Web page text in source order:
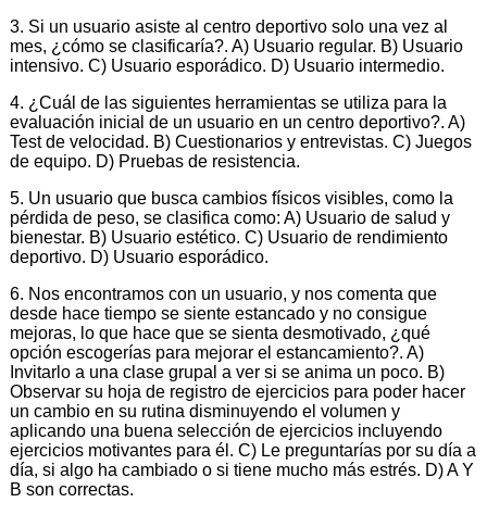
3. Si un usuario asiste al centro deportivo solo una vez al
mes, ¿cómo se clasificaría?. A) Usuario regular. B) Usuario
intensivo. C) Usuario esporádico. D) Usuario intermedio.
4. ¿Cuál de las siguientes herramientas se utiliza para la
evaluación inicial de un usuario en un centro deportivo?. A)
Test de velocidad. B) Cuestionarios y entrevistas. C) Juegos
de equipo. D) Pruebas de resistencia.
5. Un usuario que busca cambios físicos visibles, como la
pérdida de peso, se clasifica como: A) Usuario de salud y
bienestar. B) Usuario estético. C) Usuario de rendimiento
deportivo. D) Usuario esporádico.
6. Nos encontramos con un usuario, y nos comenta que
desde hace tiempo se siente estancado y no consigue
mejoras, lo que hace que se sienta desmotivado, ¿qué
opción escogerías para mejorar el estancamiento?. A)
Invitarlo a una clase grupal a ver si se anima un poco. B)
Observar su hoja de registro de ejercicios para poder hacer
un cambio en su rutina disminuyendo el volumen y
aplicando una buena selección de ejercicios incluyendo
ejercicios motivantes para él. C) Le preguntarías por su día a
día, si algo ha cambiado o si tiene mucho más estrés. D) A Y
B son correctas.